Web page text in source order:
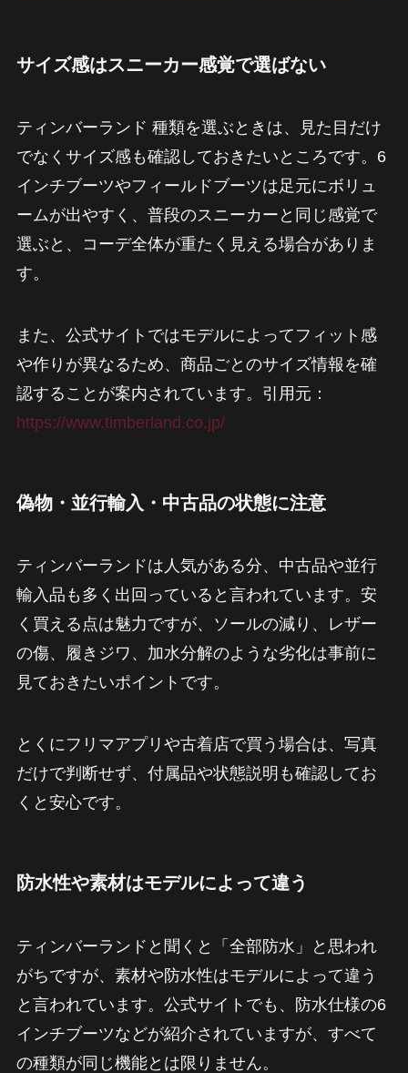
サイズ感はスニーカー感覚で選ばない
ティンバーランド 種類を選ぶときは、見た目だけ
でなくサイズ感も確認しておきたいところです。6
インチブーツやフィールドブーツは足元にボリュ
ームが出やすく、普段のスニーカーと同じ感覚で
選ぶと、コーデ全体が重たく見える場合がありま
す。
また、公式サイトではモデルによってフィット感
や作りが異なるため、商品ごとのサイズ情報を確
認することが案内されています。引用元：
https://www.timberland.co.jp/
偽物・並行輸入・中古品の状態に注意
ティンバーランドは人気がある分、中古品や並行
輸入品も多く出回っていると言われています。安
く買える点は魅力ですが、ソールの減り、レザー
の傷、履きジワ、加水分解のような劣化は事前に
見ておきたいポイントです。
とくにフリマアプリや古着店で買う場合は、写真
だけで判断せず、付属品や状態説明も確認してお
くと安心です。
防水性や素材はモデルによって違う
ティンバーランドと聞くと「全部防水」と思われ
がちですが、素材や防水性はモデルによって違う
と言われています。公式サイトでも、防水仕様の6
インチブーツなどが紹介されていますが、すべて
の種類が同じ機能とは限りません。